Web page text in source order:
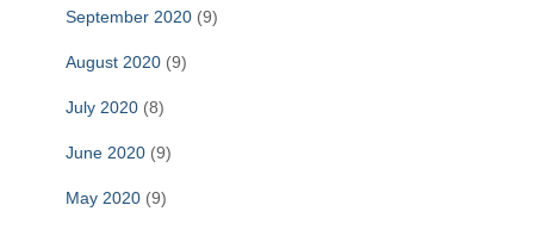
September 2020 (9)
August 2020 (9)
July 2020 (8)
June 2020 (9)
May 2020 (9)